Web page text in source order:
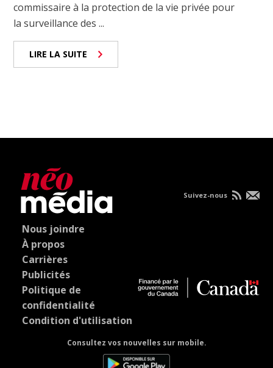
commissaire à la protection de la vie privée pour
la surveillance des ...
LIRE LA SUITE
Nous joindre
À propos
Carrières
Publicités
Politique de
confidentialité
Condition d'utilisation
Consultez vos nouvelles sur mobile.
Suivez-nous